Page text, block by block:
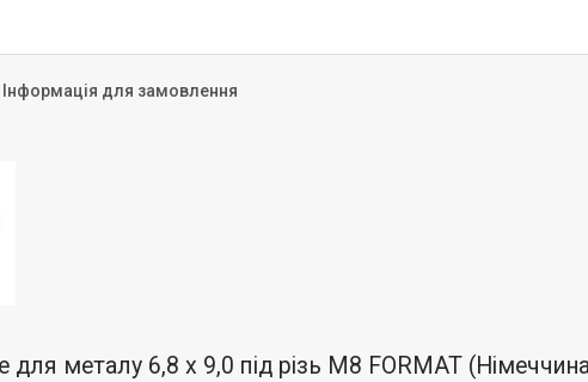
Інформація для замовлення
металу 6,8 х 9,0 під різь М8 FORMAT